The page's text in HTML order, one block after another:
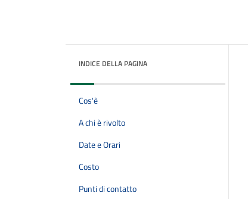
INDICE DELLA PAGINA
Cos'è
A chi è rivolto
Date e Orari
Costo
Punti di contatto